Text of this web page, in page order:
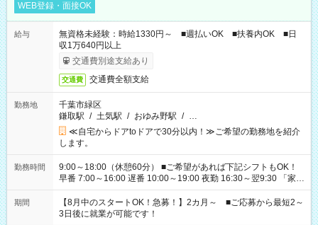
WEB登録・面接OK
給与
無資格未経験：時給1330円～ ■週払いOK ■扶養内OK ■日
収1万640円以上
交通費別途支給あり
交通費 交通費全額支給
勤務地
千葉市緑区
鎌取駅 / 土気駅 / おゆみ野駅 / …
≪自宅からドアtoドアで30分以内！≫ご希望の勤務地を紹介
します。
勤務時間
9:00～18:00（休憩60分） ■ご希望があれば下記シフトもOK！
早番 7:00～16:00 遅番 10:00～19:00 夜勤 16:30～翌9:30 「家族
と休みを合わせたい」 「余裕を持って夕飯の準備がしたい」
「できれば残業はしたくない」 など、ご希望を教えてください
ね。 ※Wワーク希望の方へ 今ご覧のお仕事で希望する勤務時間
期間
【8月中のスタートOK！急募！】2カ月～ ■ご応募から最短2～
3日後に就業が可能です！